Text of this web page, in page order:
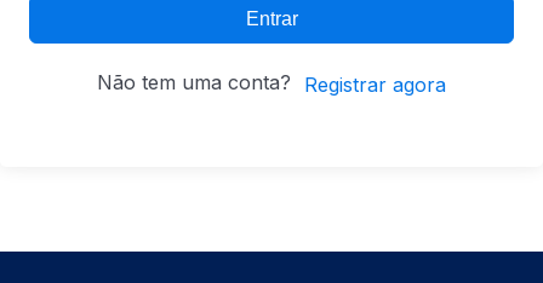
Entrar
Não tem uma conta? Registrar agora